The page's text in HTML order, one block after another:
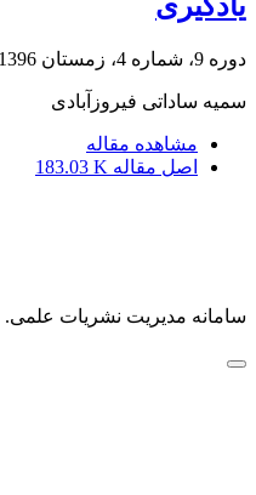
دوره 9، شماره 4، زمستان 1396، صفحه
سمیه ساداتی فیروزآبادی
مشاهده مقاله
اصل مقاله 183.03 K
سامانه مدیریت نشریات علمی.